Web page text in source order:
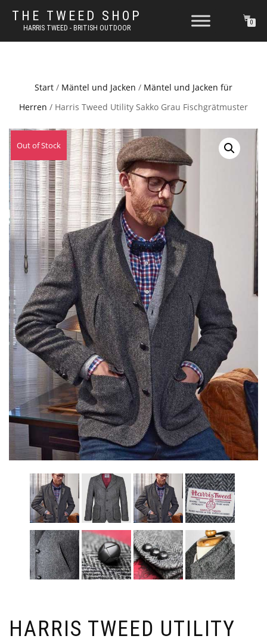
THE TWEED SHOP
HARRIS TWEED - BRITISH OUTDOOR
0
Start / Mäntel und Jacken / Mäntel und Jacken für
Herren / Harris Tweed Utility Sakko Grau Fischgrätmuster
Out of Stock
HARRIS TWEED UTILITY